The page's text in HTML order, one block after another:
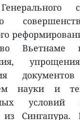
Вьетнаме
науки и
из Сингапура.